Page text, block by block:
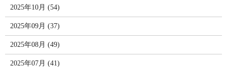
2025年10月 (54)
2025年09月 (37)
2025年08月 (49)
2025年07月 (41)